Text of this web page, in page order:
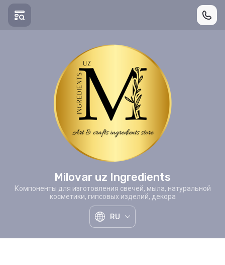
Milovar uz Ingredients
Компоненты для изготовления свечей, мыла, натуральной
косметики, гипсовых изделий, декора
RU